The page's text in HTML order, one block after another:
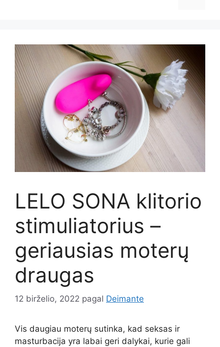
LELO SONA klitorio
stimuliatorius –
geriausias moterų
draugas
12 birželio, 2022 pagal Deimante
Vis daugiau moterų sutinka, kad seksas ir
masturbacija yra labai geri dalykai, kurie gali